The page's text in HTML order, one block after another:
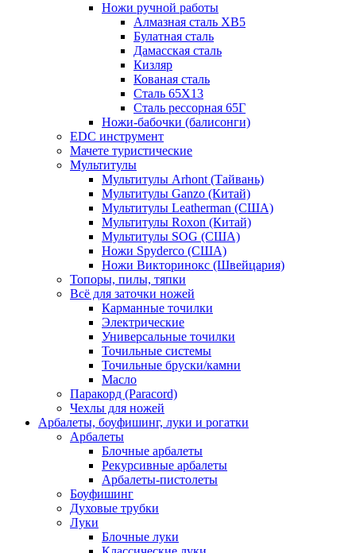
Ножи ручной работы
Алмазная сталь ХВ5
Булатная сталь
Дамасская сталь
Кизляр
Кованая сталь
Сталь 65Х13
Сталь рессорная 65Г
Ножи-бабочки (балисонги)
EDC инструмент
Мачете туристические
Мультитулы
Мультитулы Arhont (Тайвань)
Мультитулы Ganzo (Китай)
Мультитулы Leatherman (США)
Мультитулы Roxon (Китай)
Мультитулы SOG (США)
Ножи Spyderco (США)
Ножи Викторинокс (Швейцария)
Топоры, пилы, тяпки
Всё для заточки ножей
Карманные точилки
Электрические
Универсальные точилки
Точильные системы
Точильные бруски/камни
Масло
Паракорд (Paracord)
Чехлы для ножей
Арбалеты, боуфишинг, луки и рогатки
Арбалеты
Блочные арбалеты
Рекурсивные арбалеты
Арбалеты-пистолеты
Боуфишинг
Духовые трубки
Луки
Блочные луки